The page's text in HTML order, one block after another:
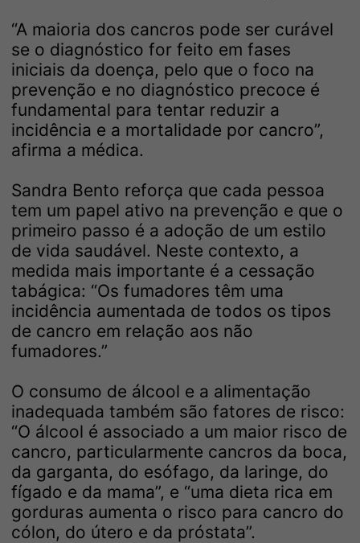
“A maioria dos cancros pode ser curável
se o diagnóstico for feito em fases
iniciais da doença, pelo que o foco na
prevenção e no diagnóstico precoce é
fundamental para tentar reduzir a
incidência e a mortalidade por cancro”,
afirma a médica.
Sandra Bento reforça que cada pessoa
tem um papel ativo na prevenção e que o
primeiro passo é a adoção de um estilo
de vida saudável. Neste contexto, a
medida mais importante é a cessação
tabágica: “Os fumadores têm uma
incidência aumentada de todos os tipos
de cancro em relação aos não
fumadores.”
O consumo de álcool e a alimentação
inadequada também são fatores de risco:
“O álcool é associado a um maior risco de
cancro, particularmente cancros da boca,
da garganta, do esófago, da laringe, do
fígado e da mama”, e “uma dieta rica em
gorduras aumenta o risco para cancro do
cólon, do útero e da próstata”.